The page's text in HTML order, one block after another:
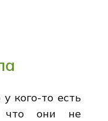
кого-то есть
что они не